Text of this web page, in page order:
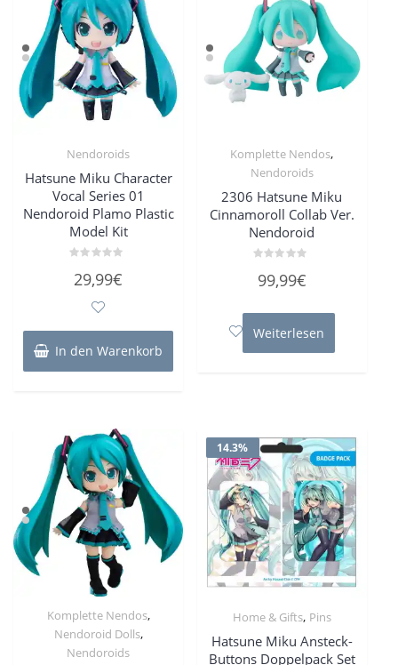
Nendoroids
Hatsune Miku Character
Vocal Series 01
Nendoroid Plamo Plastic
Model Kit
mit
29,99€
In den Warenkorb
Komplette Nendos,
Nendoroids
2306 Hatsune Miku
Cinnamoroll Collab Ver.
Nendoroid
mit
5
99,99€
Weiterlesen
Komplette Nendos,
Nendoroid Dolls,
Nendoroids
14.3%
Home & Gifts, Pins
Hatsune Miku Ansteck-
Buttons Doppelpack Set